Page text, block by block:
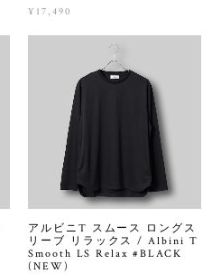
¥17,490
アルビニT スムース ロングス
リーブ リラックス / Albini T
Smooth LS Relax #BLACK
(NEW)